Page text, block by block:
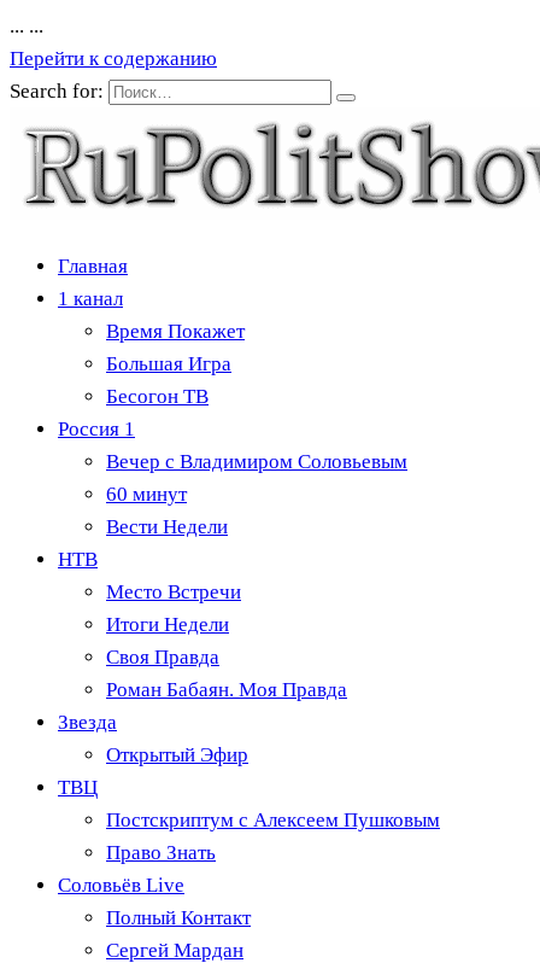
... ...
Перейти к содержанию
Search for:
Главная
1 канал
Время Покажет
Большая Игра
Бесогон ТВ
Россия 1
Вечер с Владимиром Соловьевым
60 минут
Вести Недели
НТВ
Место Встречи
Итоги Недели
Своя Правда
Роман Бабаян. Моя Правда
Звезда
Открытый Эфир
ТВЦ
Постскриптум с Алексеем Пушковым
Право Знать
Соловьёв Live
Полный Контакт
Сергей Мардан